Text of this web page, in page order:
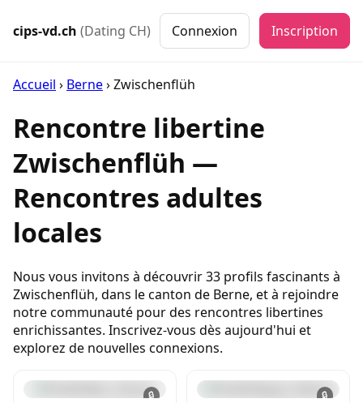
cips-vd.ch (Dating CH) Connexion Inscription
Accueil › Berne›Zwischenflüh
Rencontre libertine
Zwischenflüh —
Rencontres adultes
locales
Nous vous invitons à découvrir 33 profils fascinants à
Zwischenflüh, dans le canton de Berne, et à rejoindre
notre communauté pour des rencontres libertines
enrichissantes. Inscrivez-vous dès aujourd'hui et
explorez de nouvelles connexions.
🔒 🔒